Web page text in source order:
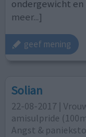
ondergewicht
meer...]
geef mening
Solian
22-08-2017 |
amisulpride
Angst &